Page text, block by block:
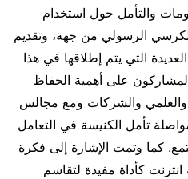
والتأمل حول استخدام
الرسولي من جهة، وتقديم
التي يتم إطلاقها في هذا
على أهمية الحفاظ
والعلمي والشركات ومع مجالس
تأمل الكنيسة في التعامل
كما وتمت الإشارة إلى فكرة
كأداة مفيدة لتقاسم